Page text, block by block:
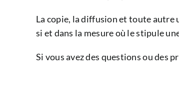
La copie, la diffusion et toute autre
si et dans la mesure où le stipule
Si vous avez des questions ou des